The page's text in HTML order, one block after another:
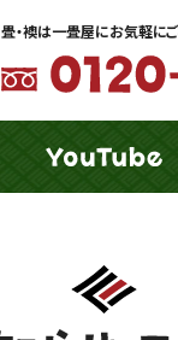
畳・襖は一畳屋にお気軽にご